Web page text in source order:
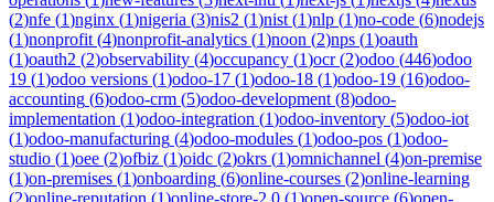
(2)nfe (1)nginx (1)nigeria (3)nis2 (1)nist (1)nlp (1)no-code (6)nodejs
(1)nonprofit (4)nonprofit-analytics (1)noon (2)nps (1)oauth
(1)oauth2 (2)observability (4)occupancy (1)ocr(2)odoo (446)odoo
19 (1)odoo versions (1)odoo-17 (1)odoo-18 (1)odoo-19 (16)odoo-
accounting (6)odoo-crm (5)odoo-development (8)odoo-
implementation (1)odoo-integration (1)odoo-inventory (5)odoo-iot
(1)odoo-manufacturing (4)odoo-modules (1)odoo-pos (1)odoo-
studio (1)oee (2)ofbiz (1)oidc (2)okrs (1)omnichannel (4)on-premise
(1)on-premises (1)onboarding (6)online-courses (2)online-learning
(2)online-reputation (1)online-store-2.0 (1)open-source (6)open-